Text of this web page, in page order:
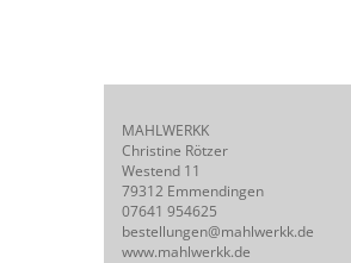
MAHLWERKK
Christine Rötzer
Westend 11
79312 Emmendingen
07641 954625
bestellungen@mahlwerkk.de
www.mahlwerkk.de